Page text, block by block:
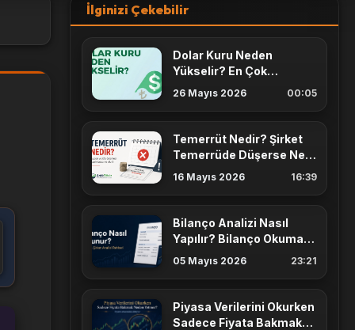
İlginizi Çekebilir
Dolar Kuru Neden
Yükselir? En Çok
Etkileyen 7 Faktör
26 Mayıs 2026 00:05
Temerrüt Nedir? Şirket
Temerrüde Düşerse Ne
Olur? Kupon ve İtfa
Rehberi
16 Mayıs 2026 16:39
Bilanço Analizi Nasıl
Yapılır? Bilanço Okuma
Rehberi
05 Mayıs 2026 23:21
Piyasa Verilerini Okurken
Sadece Fiyata Bakmak